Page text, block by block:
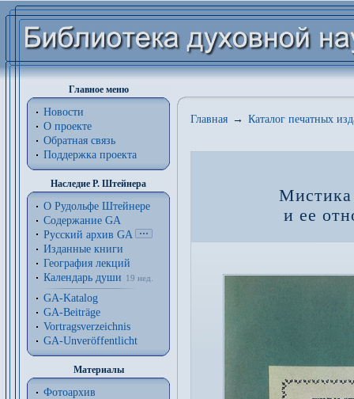
Главное меню
Новости
О проекте
Обратная связь
Поддержка проекта
Наследие Р. Штейнера
О Рудольфе Штейнере
Содержание GA
Русский архив GA
Изданные книги
География лекций
Календарь души
19 нед.
GA-Katalog
GA-Beiträge
Vortragsverzeichnis
GA-Unveröffentlicht
Материалы
Фотоархив
Главная → Каталог печатных
Мистика
и ее